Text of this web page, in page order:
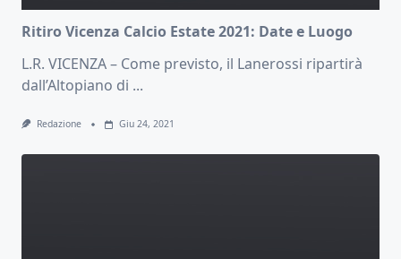
Ritiro Vicenza Calcio Estate 2021: Date e Luogo
L.R. VICENZA – Come previsto, il Lanerossi ripartirà
dall’Altopiano di ...
Redazione Giu 24, 2021